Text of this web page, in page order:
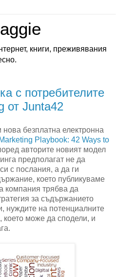
книги, преживявания
с потребителите
от Junta42
безплатна електронна
Playbook: 42 Ways to
авторите новият модел
предполагат не да
с послания, а да ги
което публикуваме
компания трябва да
за съдържанието
нуждите на потенциалните
може да сподели, и